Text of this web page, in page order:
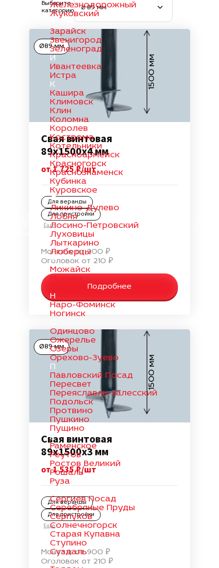
Железнодорожный
Жуковский
Зарайск
Звенигород
Зеленоград
И
Ивантеевка
Истра
К
Кашира
Климовск
Клин
Коломна
Королев
Кострома
Котельники
Красноармейск
Красногорск
Краснознаменск
Кубинка
Куровское
Л
Ликино-Дулево
Лобня
Лосино-Петровский
Луховицы
Лыткарино
Люберцы
М
Можайск
Н
Наро-Фоминск
Ногинск
Одинцово
Ожерелье
Озеры
Орехово-Зуево
П
Павловский Посад
Пересвет
Переяславль-Залесский
Подольск
Протвино
Пушкино
Пущино
Р
Раменское
Реутов
Ростов Великий
Рошаль
Руза
Сергиев Посад
Серебряные Пруды
Серпухов
Солнечногорск
Старая Купавна
Ступино
Суздаль
Т
Выберите
категорию
⌀ 89 мм
1500 мм
Ø89 мм
Свая винтовая
89х1500х4 мм
от 1 725 ₽/шт
Для веранды
Для пристройки
Еще
Монтаж от 900 ₽
Оголовок от 210 ₽
Подробнее
1500 мм
Ø89 мм
Свая винтовая
89х1500х3 мм
от 1 535 ₽/шт
Для веранды
Для пристройки
Еще
Монтаж от 900 ₽
Оголовок от 210 ₽